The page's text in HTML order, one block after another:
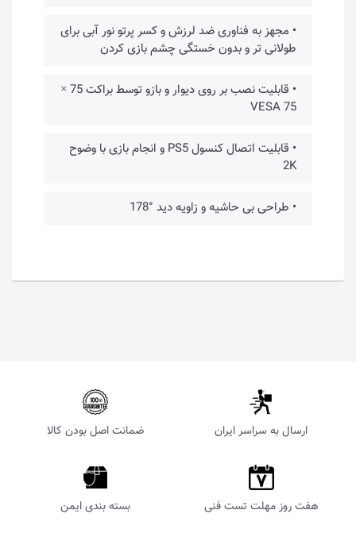
• مجهز به فناوری ضد لرزش و کسر پرتو نور آبی برای
طولانی تر و بدون خستگی چشم بازی کردن
• قابلیت نصب بر روی دیوار و بازو توسط براکت 75 ×
75 VESA
• قابلیت اتصال کنسول PS5 و انجام بازی با وضوح
2K
• طراحی بی حاشیه و زاویه دید °178
ارسال به سراسر ایران ضمانت اصل بودن کالا
هفت روز مهلت تست فنی بسته بندی ایمن